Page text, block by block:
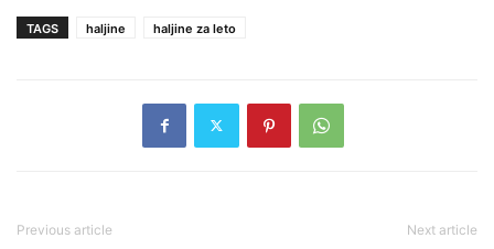
TAGS haljine haljine za leto
Previous article Next article